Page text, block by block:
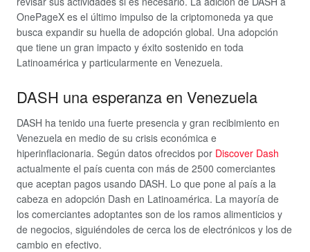
OnePageX es el último impulso de la criptomoneda ya que
busca expandir su huella de adopción global. Una adopción
que tiene un gran impacto y éxito sostenido en toda
Latinoamérica y particularmente en Venezuela.
DASH una esperanza en Venezuela
DASH ha tenido una fuerte presencia y gran recibimiento en
Venezuela en medio de su crisis económica e
hiperinflacionaria. Según datos ofrecidos por Discover Dash
actualmente el país cuenta con más de 2500 comerciantes
que aceptan pagos usando DASH. Lo que pone al país a la
cabeza en adopción Dash en Latinoamérica. La mayoría de
los comerciantes adoptantes son de los ramos alimenticios y
de negocios, siguiéndoles de cerca los de electrónicos y los de
cambio en efectivo.